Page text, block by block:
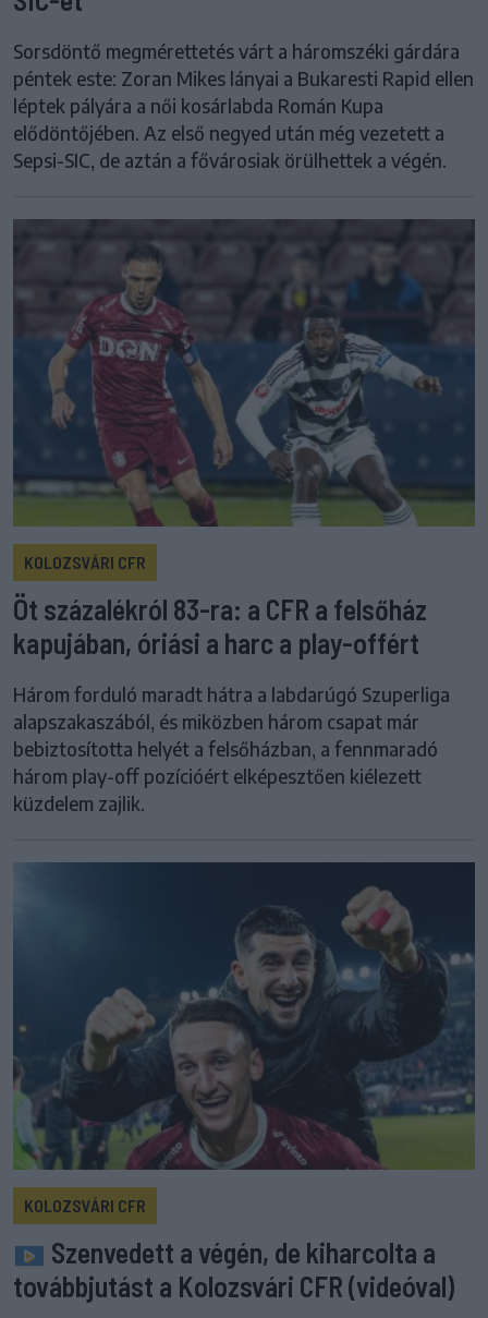
Sorsdöntő megmérettetés várt a háromszéki gárdára
péntek este: Zoran Mikes lányai a Bukaresti Rapid ellen
léptek pályára a női kosárlabda Román Kupa
elődöntőjében. Az első negyed után még vezetett a
Sepsi-SIC, de aztán a fővárosiak örülhettek a végén.
KOLOZSVÁRI CFR
Öt százalékról 83-ra: a CFR a felsőház
kapujában, óriási a harc a play-offért
Három forduló maradt hátra a labdarúgó Szuperliga
alapszakaszából, és miközben három csapat már
bebiztosította helyét a felsőházban, a fennmaradó
három play-off pozícióért elképesztően kiélezett
küzdelem zajlik.
KOLOZSVÁRI CFR
Szenvedett a végén, de kiharcolta a
továbbjutást a Kolozsvári CFR (videóval)